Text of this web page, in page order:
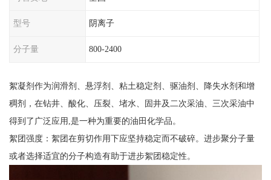
型号 阴离子
分子量 800-2400
絮凝剂作为润滑剂、悬浮剂、粘土稳定剂、驱油剂、降失水剂和增
稠剂，在钻井、酸化、压裂、堵水、固井及二次采油、三次采油中
得到了广泛应用,是一种为重要的油田化学品。
絮团强度：絮团在剪切作用下应坚持稳定而不破碎。进步聚分子量
或者选择适宜的分子构造有助于进步絮团稳定性。